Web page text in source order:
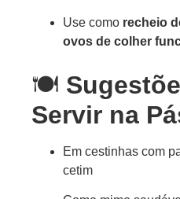
Use como recheio
ovos de colher
🍽️
Servir na
Em cestinhas com
cetim